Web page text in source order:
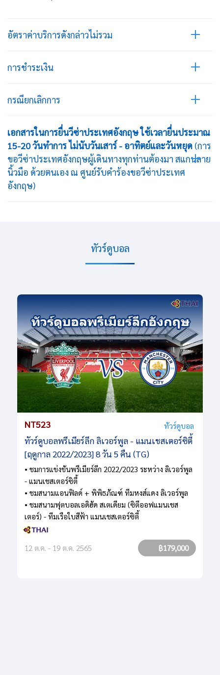
อัตราค่าบริการดังกล่าวไม่รวม
การชำระเงิน
กรณียกเลิกการ
เอกสารในการยื่นวีซ่าประเทศอังกฤษใช้เวลายื่นประมาณ
15-20 วันทำการไม่นับวันเสาร์ - อาทิตย์และวันหยุด (การ
ขอวีซ่าประเทศอังกฤษผู้เดินทางทุกท่านต้องมา สแกนลาย
นิ้วมือ ด้วยตนเอง ณ ศูนย์รับคำร้องขอวีซ่าประเทศ
อังกฤษ)
ทัวร์ดูบอล
NT523 ทัวร์ดูบอล
ทัวร์ดูบอลพรีเมียร์ลีก ลิเวอร์พูล - แมนเชสเตอร์ซิตี้
[ฤดูกาล 2022/2023] 8 วัน 5 คืน (TG)
• ชมการแข่งขันพรีเมียร์ลีก 2022/2023 ระหว่าง ลิเวอร์พูล
- แมนเชสเตอร์ซิตี้
• ชมสนามแอนฟิลด์ + พิพิธภัณฑ์ ทีมหงส์แดง ลิเวอร์พูล
• ชมสนามฟุตบอลเอดิฮัด สเตเดียม (ซิตีออฟแมนเชส
เตอร์) - ทีมเรือใบสีฟ้า แมนเชสเตอร์ซิตี้
12 ต.ค. - 19 ต.ค. 2565 ฿179,000